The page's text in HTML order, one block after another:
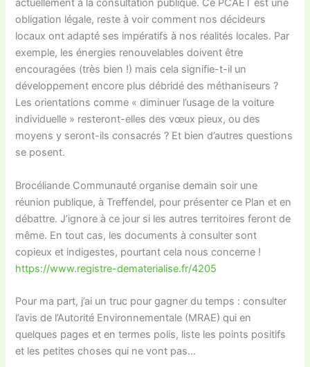
actuellement à la consultation publique. Ce PCAET est une
obligation légale, reste à voir comment nos décideurs
locaux ont adapté ses impératifs à nos réalités locales. Par
exemple, les énergies renouvelables doivent être
encouragées (très bien !) mais cela signifie-t-il un
développement encore plus débridé des méthaniseurs ?
Les orientations comme « diminuer l’usage de la voiture
individuelle » resteront-elles des vœux pieux, ou des
moyens y seront-ils consacrés ? Et bien d’autres questions
se posent.
Brocéliande Communauté organise demain soir une
réunion publique, à Treffendel, pour présenter ce Plan et en
débattre. J’ignore à ce jour si les autres territoires feront de
même. En tout cas, les documents à consulter sont
copieux et indigestes, pourtant cela nous concerne !
https://www.registre-dematerialise.fr/4205
Pour ma part, j’ai un truc pour gagner du temps : consulter
l’avis de l’Autorité Environnementale (MRAE) qui en
quelques pages et en termes polis, liste les points positifs
et les petites choses qui ne vont pas…